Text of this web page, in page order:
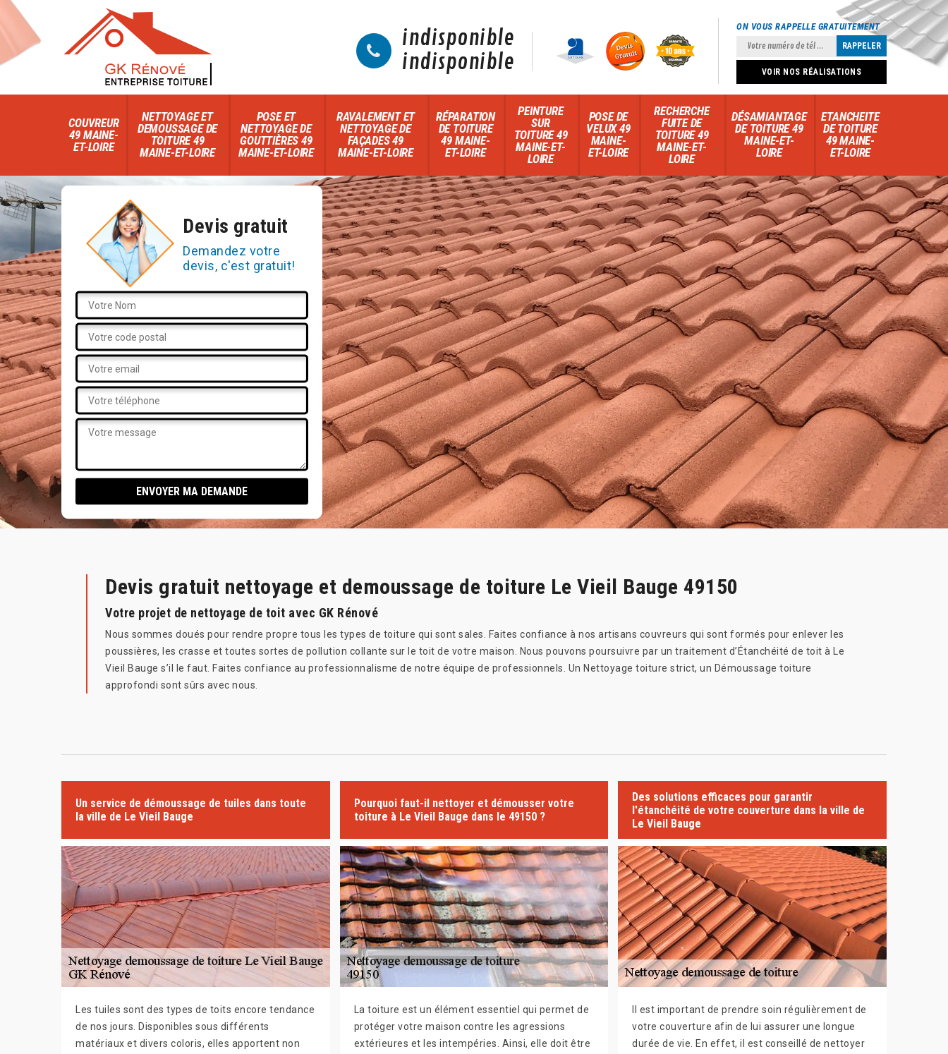
indisponible
indisponible
ON VOUS RAPPELLE GRATUITEMENT
VOIR NOS RÉALISATIONS
COUVREUR
49 MAINE-
ET-LOIRE
NETTOYAGE ET
DEMOUSSAGE DE
TOITURE 49
MAINE-ET-LOIRE
POSE ET
NETTOYAGE DE
GOUTTIÈRES 49
MAINE-ET-LOIRE
RAVALEMENT ET
NETTOYAGE DE
FAÇADES 49
MAINE-ET-LOIRE
RÉPARATION
DE TOITURE
49 MAINE-
ET-LOIRE
PEINTURE
SUR
TOITURE 49
MAINE-ET-
LOIRE
POSE DE
VELUX 49
MAINE-
ET-LOIRE
RECHERCHE
FUITE DE
TOITURE 49
MAINE-ET-
LOIRE
DÉSAMIANTAGE
DE TOITURE 49
MAINE-ET-
LOIRE
ETANCHEITE
DE TOITURE
49 MAINE-
ET-LOIRE
Devis gratuit
Demandez votre
devis, c'est gratuit!
Devis gratuit nettoyage et demoussage de toiture Le Vieil Bauge 49150
Votre projet de nettoyage de toit avec GK Rénové
Nous sommes doués pour rendre propre tous les types de toiture qui sont sales. Faites confiance à nos artisans couvreurs qui sont formés pour enlever les
poussières, les crasse et toutes sortes de pollution collante sur le toit de votre maison. Nous pouvons poursuivre par un traitement d’Étanchéité de toit à Le
Vieil Bauge s’il le faut. Faites confiance au professionnalisme de notre équipe de professionnels. Un Nettoyage toiture strict, un Démoussage toiture
approfondi sont sûrs avec nous.
Un service de démoussage de tuiles dans toute
la ville de Le Vieil Bauge
Les tuiles sont des types de toits encore tendance
de nos jours. Disponibles sous différents
matériaux et divers coloris, elles apportent non
Pourquoi faut-il nettoyer et démousser votre
toiture à Le Vieil Bauge dans le 49150 ?
La toiture est un élément essentiel qui permet de
protéger votre maison contre les agressions
extérieures et les intempéries. Ainsi, elle doit être
Des solutions efficaces pour garantir
l'étanchéité de votre couverture dans la ville de
Le Vieil Bauge
Il est important de prendre soin régulièrement de
votre couverture afin de lui assurer une longue
durée de vie. En effet, il est conseillé de nettoyer